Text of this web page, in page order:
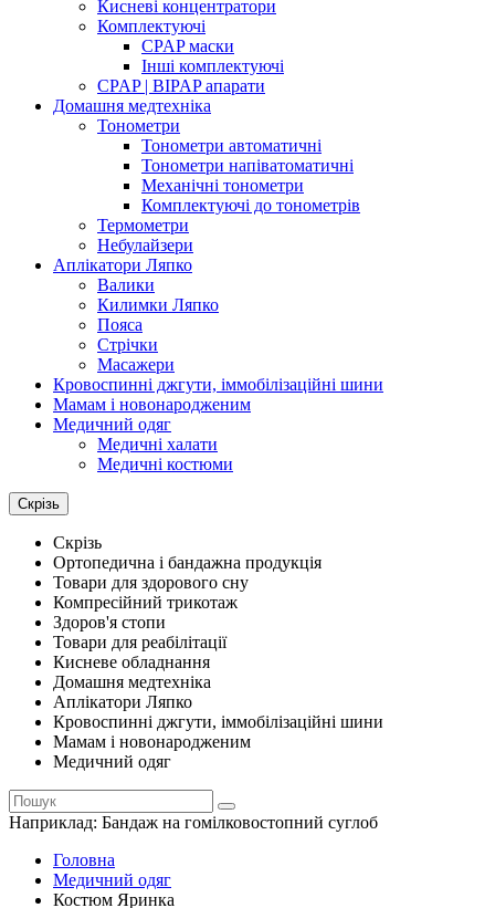
Кисневі концентратори
Комплектуючі
CPAP маски
Інші комплектуючі
CPAP | BIPAP апарати
Домашня медтехніка
Тонометри
Тонометри автоматичні
Тонометри напіватоматичні
Механічні тонометри
Комплектуючі до тонометрів
Термометри
Небулайзери
Аплікатори Ляпко
Валики
Килимки Ляпко
Пояса
Стрічки
Масажери
Кровоспинні джгути, іммобілізаційні шини
Мамам і новонародженим
Медичний одяг
Медичні халати
Медичні костюми
Скрізь
Скрізь
Ортопедична і бандажна продукція
Товари для здорового сну
Компресійний трикотаж
Здоров'я стопи
Товари для реабілітації
Кисневе обладнання
Домашня медтехніка
Аплікатори Ляпко
Кровоспинні джгути, іммобілізаційні шини
Мамам і новонародженим
Медичний одяг
Наприклад: Бандаж на гомілковостопний суглоб
Головна
Медичний одяг
Костюм Яринка